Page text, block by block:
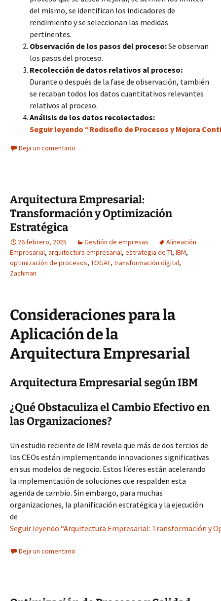
del mismo, se identifican los indicadores de
rendimiento y se seleccionan las medidas
pertinentes.
Observación de los pasos del proceso:Se observan
los pasos del proceso.
Recolección de datos relativos al proceso:
Durante o después de la fase de observación, también
se recaban todos los datos cuantitativos relevantes
relativos al proceso.
Análisis de los datos recolectados:
Seguir leyendo “Rediseño de Procesos y Mejora
Deja un comentario
Arquitectura Empresarial:
Transformación y Optimización
Estratégica
26 febrero, 2025 Gestión de empresas
Alineación
Empresarial, arquitectura empresarial, estrategia de TI, IBM,
optimización de procesos, TOGAF, transformación digital,
Zachman
Consideraciones para la
Aplicación de la
Arquitectura Empresarial
Arquitectura Empresarial según IBM
¿Qué Obstaculiza el Cambio Efectivo en
las Organizaciones?
Un estudio reciente de IBM revela que más de dos tercios de
los CEOs están implementando innovaciones significativas
en sus modelos de negocio. Estos líderes están acelerando
la implementación de soluciones que respalden esta
agenda de cambio. Sin embargo, para muchas
organizaciones, la planificación estratégica y la ejecución
de
Seguir leyendo “Arquitectura Empresarial: Transformación y
Deja un comentario